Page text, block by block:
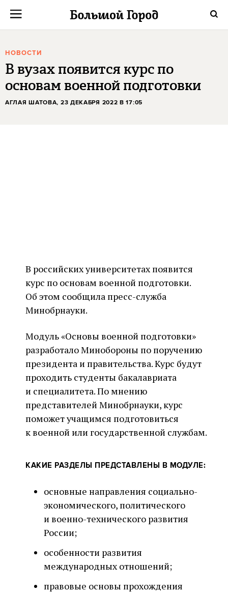
НОВОСТИ
В вузах появится курс по
основам военной подготовки
АГЛАЯ ШАТОВА, 23 ДЕКАБРЯ 2022 В 17:05
В российских университетах появится
курс по основам военной подготовки.
Об этом сообщила пресс-служба
Минобрнауки.
Модуль «Основы военной подготовки»
разработало Минобороны по поручению
президента и правительства. Курс будут
проходить студенты бакалавриата
и специалитета. По мнению
представителей Минобрнауки, курс
поможет учащимся подготовиться
к военной или государственной службам.
КАКИЕ РАЗДЕЛЫ ПРЕДСТАВЛЕНЫ В МОДУЛЕ:
основные направления социально-
экономического, политического
и военно-технического развития
России;
особенности развития
международных отношений;
правовые основы прохождения